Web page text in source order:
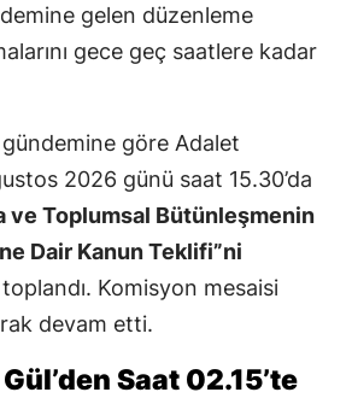
gelen düzenleme
gece geç saatlere kadar
göre Adalet
2026 günü saat 15.30’da
ve Toplumsal Bütünleşmenin
Dair Kanun Teklifi”ni
Komisyon mesaisi
devam etti.
Saat 02.15’te